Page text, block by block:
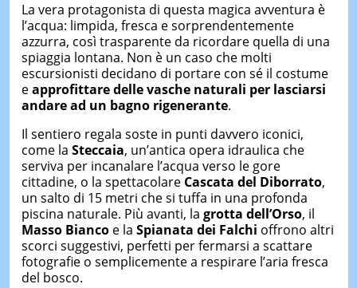
La vera protagonista di questa magica avventura è
l’acqua: limpida, fresca e sorprendentemente
azzurra, così trasparente da ricordare quella di una
spiaggia lontana. Non è un caso che molti
escursionisti decidano di portare con sé il costume
eapprofittare delle vasche naturali per lasciarsi
andare ad un bagno rigenerante.
Il sentiero regala soste in punti davvero iconici,
come la Steccaia, un’antica opera idraulica che
serviva per incanalare l’acqua verso le gore
cittadine, o la spettacolare Cascata del Diborrato,
un salto di 15 metri che si tuffa in una profonda
piscina naturale. Più avanti, la grotta dell’Orso, il
Masso Biancoe la Spianata dei Falchi offrono altri
scorci suggestivi, perfetti per fermarsi a scattare
fotografie o semplicemente a respirare l’aria fresca
del bosco.